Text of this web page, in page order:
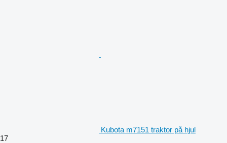
Kubota m7151 traktor på hjul
17